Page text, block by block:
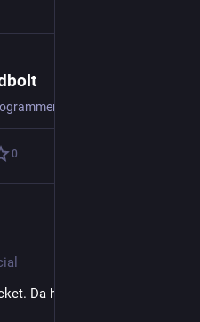
0
Da hatten wir noch